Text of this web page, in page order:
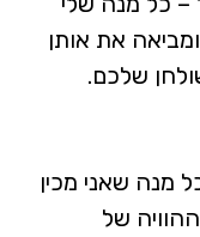
את אותן
שלכם.
מנה שאני מכין
של